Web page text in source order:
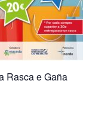
Rasca e Gaña